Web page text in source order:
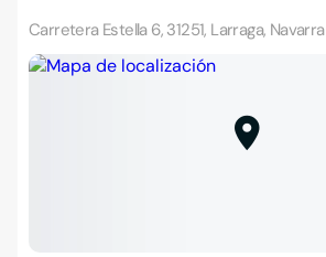
Carretera Estella 6, 31251, Larraga, Navarra